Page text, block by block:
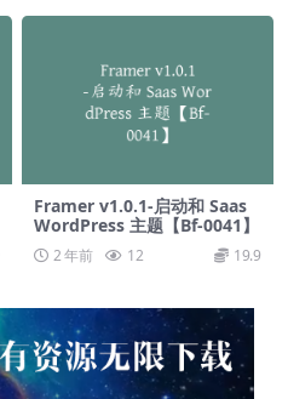
Framer v1.0.1-启动和 Saas
WordPress 主题【Bf-0041】
2 年前 12 19.9